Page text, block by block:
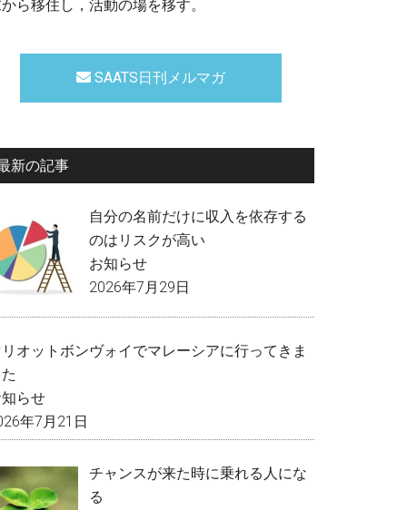
ら移住し，活動の場を移す。
SAATS日刊メルマガ
新の記事
自分の名前だけに収入を依存する
のはリスクが高い
お知らせ
2026年7月29日
オットボンヴォイでマレーシアに行ってきま
らせ
年7月21日
チャンスが来た時に乗れる人にな
る